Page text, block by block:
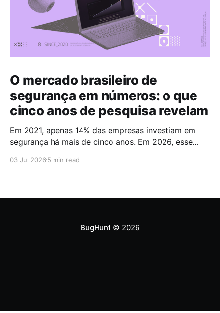
O mercado brasileiro de
segurança em números: o que
cinco anos de pesquisa revelam
Em 2021, apenas 14% das empresas investiam em
segurança há mais de cinco anos. Em 2026, esse
para que a maioria do mercado cruzasse a fronteira
histórica conduzida pela
03 Jul 2026 5 min read
BugHunt © 2026